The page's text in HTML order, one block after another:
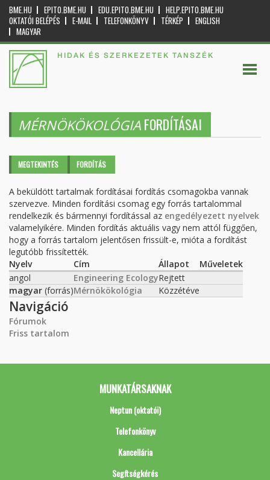
BME.HU EPITO.BME.HU EDU.EPITO.BME.HU
HELP.EPITO.BME.HU
OKTATÓI BELÉPÉS
E-MAIL TELEFONKÖNYV TÉRKÉP
ENGLISH
MAGYAR
HIDAK ÉS SZERKEZETEK TANSZÉK
MÉRNÖKÖKOLÓGIA FORDÍTÁSAI
Elsődleges fülek
MEGTEKINTÉS FORDÍTÁS
A beküldött tartalmak fordításai fordítás csomagokba vannak
szervezve. Minden fordítási csomag egy forrás tartalommal
rendelkezik és bármennyi fordítással az engedélyezett nyelvek
valamelyikére. Minden fordítás aktuális vagy nem attól függően,
hogy a forrás tartalom jelentősen frissült-e, mióta a fordítást
legutóbb frissítették.
Nyelv
Cím Állapot
Műveletek
angol
Engineering EcologyRejtett
magyar (forrás)Mérnökökológia Közzétéve
Navigáció
Fórumok
Friss tartalom
MUNKATÁRSAKNAK
Neptun (oktatói)
Telefonkönyv
Kancellária
Segítségkérés